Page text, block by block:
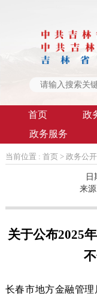
首页 政
政务服务
当前位置 : 首页 > 政务公开
日
来源
关于公布2025
长春市地方金融管